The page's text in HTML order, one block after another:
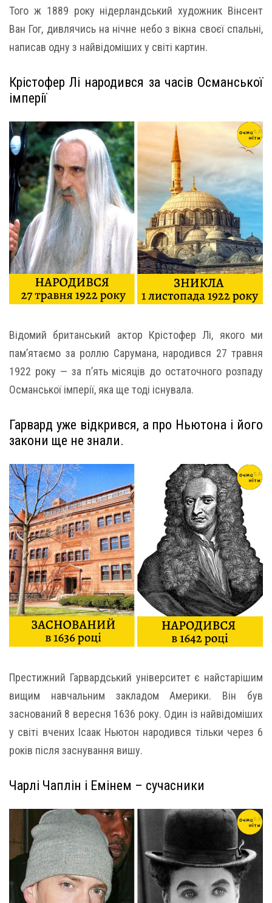
Того ж 1889 року нідерландський художник Вінсент
Ван Гог, дивлячись на нічне небо з вікна своєї спальні,
написав одну з найвідоміших у світі картин.
Крістофер Лі народився за часів Османської
імперії
Відомий британський актор Крістофер Лі, якого ми
пам’ятаємо за роллю Сарумана, народився 27 травня
1922 року — за п’ять місяців до остаточного розпаду
Османської імперії, яка ще тоді існувала.
Гарвард уже відкрився, а про Ньютона і його
закони ще не знали.
Престижний Гарвардський університет є найстарішим
вищим навчальним закладом Америки. Він був
заснований 8 вересня 1636 року. Один із найвідоміших
у світі вчених Ісаак Ньютон народився тільки через 6
років після заснування вишу.
Чарлі Чаплін і Емінем – сучасники